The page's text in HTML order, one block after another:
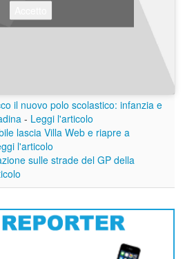
il nuovo polo scolastico: infanzia e
- Leggi l'articolo
lascia Villa Web e riapre a
l'articolo
sulle strade del GP della